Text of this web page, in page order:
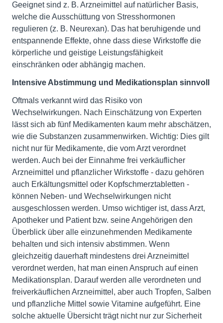
Geeignet sind z. B. Arzneimittel auf natürlicher Basis,
welche die Ausschüttung von Stresshormonen
regulieren (z. B. Neurexan). Das hat beruhigende und
entspannende Effekte, ohne dass diese Wirkstoffe die
körperliche und geistige Leistungsfähigkeit
einschränken oder abhängig machen.
Intensive Abstimmung und Medikationsplan sinnvoll
Oftmals verkannt wird das Risiko von
Wechselwirkungen. Nach Einschätzung von Experten
lässt sich ab fünf Medikamenten kaum mehr abschätzen,
wie die Substanzen zusammenwirken. Wichtig: Dies gilt
nicht nur für Medikamente, die vom Arzt verordnet
werden. Auch bei der Einnahme frei verkäuflicher
Arzneimittel und pflanzlicher Wirkstoffe - dazu gehören
auch Erkältungsmittel oder Kopfschmerztabletten -
können Neben- und Wechselwirkungen nicht
ausgeschlossen werden. Umso wichtiger ist, dass Arzt,
Apotheker und Patient bzw. seine Angehörigen den
Überblick über alle einzunehmenden Medikamente
behalten und sich intensiv abstimmen. Wenn
gleichzeitig dauerhaft mindestens drei Arzneimittel
verordnet werden, hat man einen Anspruch auf einen
Medikationsplan. Darauf werden alle verordneten und
freiverkäuflichen Arzneimittel, aber auch Tropfen, Salben
und pflanzliche Mittel sowie Vitamine aufgeführt. Eine
solche aktuelle Übersicht trägt nicht nur zur Sicherheit